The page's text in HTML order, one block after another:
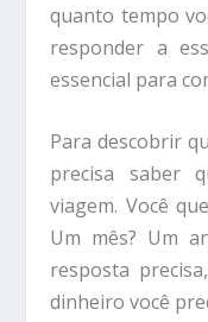
quanto tempo
responder a
essencial para
Para descobrir
precisa saber
viagem. Você
Um mês? Um
resposta
dinheiro você